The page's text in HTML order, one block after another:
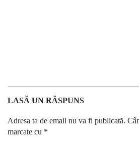
LASĂ UN RĂSPUNS
Adresa ta de email nu va fi publicată.
marcate cu *